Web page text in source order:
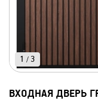
1 / 3
ВХОДНАЯ ДВЕРЬ